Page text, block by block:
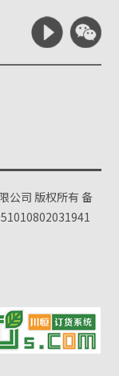
公司 版权所有备